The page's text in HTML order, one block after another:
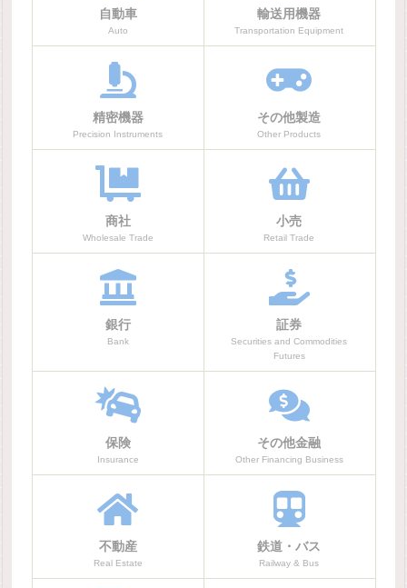
自動車
Auto
輸送用機器
Transportation Equipment
精密機器
Precision Instruments
その他製造
Other Products
商社
Wholesale Trade
小売
Retail Trade
銀行
Bank
証券
Securities and Commodities
Futures
保険
Insurance
その他金融
Other Financing Business
不動産
Real Estate
鉄道・バス
Railway & Bus